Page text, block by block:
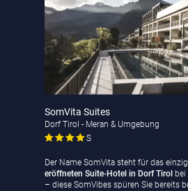
SomVita Suites
Dorf Tirol - Meran & Umgebung
S
Der Name SomVita steht für das
eröffneten Suite-Hotel in Dorf Tirol bei
– diese SomVibes spüren Sie bereits